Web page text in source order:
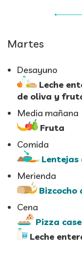
Martes
Desayuno
Leche
de oliva y
Media mañana
Fruta
Comida
Lentejas
Merienda
Cena
Pizza
Leche